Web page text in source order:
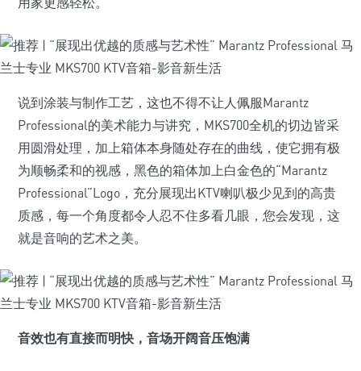
说到涂装与制作工艺，这也不得不让人佩服Marantz
Professional的美术能力与讲究，MKS700全机的切边皆采
用圆滑处理，加上箱体本身随处存在的曲线，使它拥有极
为顺畅柔和的视感，黑色的箱体加上白金色的“Marantz
Professional”Logo，充分展现出KTV喇叭极少见到的高贵
质感，每一个角度都令人忍不住多看几眼，您会发现，这
就是音响的艺术之美。
音效也有直接而明快，音场开阔音压饱满